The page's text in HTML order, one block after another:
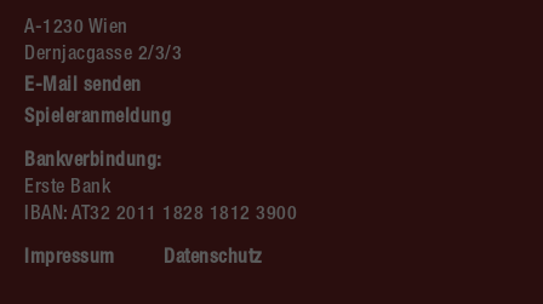
A-1230 Wien
Dernjacgasse 2/3/3
E-Mail senden
Spieleranmeldung
Bankverbindung:
Erste Bank
IBAN: AT32 2011 1828 1812 3900
Impressum Datenschutz